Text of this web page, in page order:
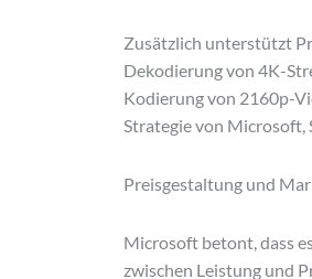
Zusätzlich unterstützt
Dekodierung von 4K-
Kodierung von 2160p-
Strategie von Microsoft,
Preisgestaltung und
Microsoft betont, dass
zwischen Leistung und